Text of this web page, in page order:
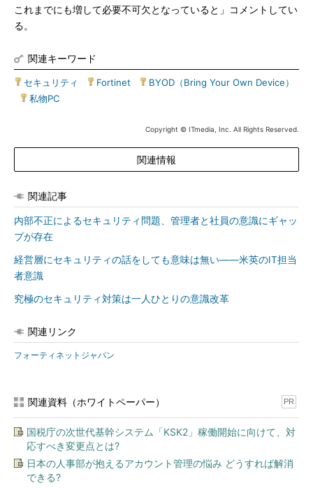
これまでにも増して必要不可欠となっていると」コメントしてい
る。
関連キーワード
セキュリティ Fortinet
BYOD（Bring Your Own Device）
私物PC
Copyright © ITmedia, Inc. All Rights Reserved.
関連情報
関連記事
内部不正によるセキュリティ問題、管理者と社員の意識にギャッ
プが存在
経営層にセキュリティの話をしても意味は無い――米英のIT担当
者意識
究極のセキュリティ対策は一人ひとりの意識改革
関連リンク
フォーティネットジャパン
関連資料（ホワイトペーパー） PR
国税庁の次世代基幹システム「KSK2」稼働開始に向けて、対
応すべき変更点とは?
日本の人事部が抱えるアカウント管理の悩み どうすれば解消
できる?